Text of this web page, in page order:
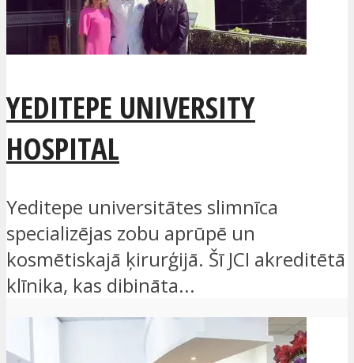
YEDITEPE UNIVERSITY
HOSPITAL
Yeditepe universitātes slimnīca
specializējas zobu aprūpē un
kosmētiskajā ķirurģijā. Šī JCI akreditētā
klīnika, kas dibināta...